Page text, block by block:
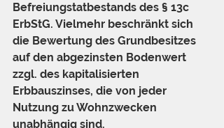
Befreiungstatbestands des § 13c
ErbStG. Vielmehr beschränkt sich
die Bewertung des Grundbesitzes
auf den abgezinsten Bodenwert
zzgl. des kapitalisierten
Erbbauszinses, die von jeder
Nutzung zu Wohnzwecken
unabhängig sind.